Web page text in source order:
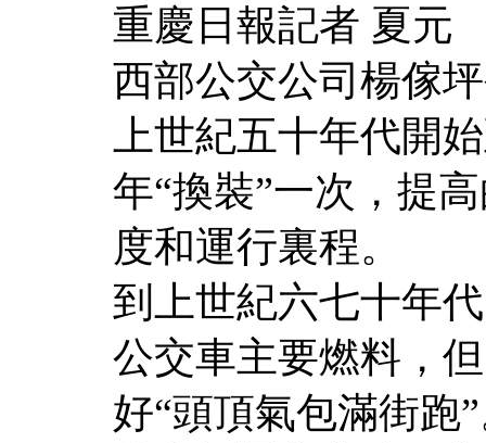
重慶日報記者 夏元
西部公交公司楊傢
上世紀五十年代開
年“換裝”一次，提
度和運行裏程。
到上世紀六七十年
公交車主要燃料，
好“頭頂氣包滿街跑